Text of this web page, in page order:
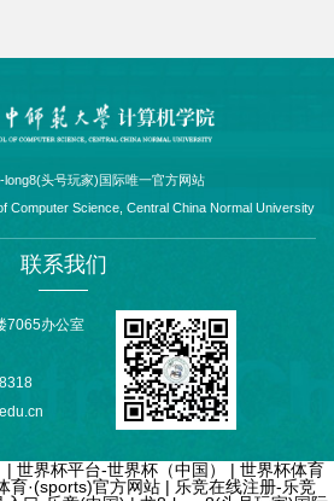
long8(头号玩家)国际唯一官方网站
Computer Science, Central China Normal University
联系我们
7065办公室
| 世界杯平台-世界杯（中国） | 世界杯体育
育·(sports)官方网站 | 乐竞在线注册-乐竞